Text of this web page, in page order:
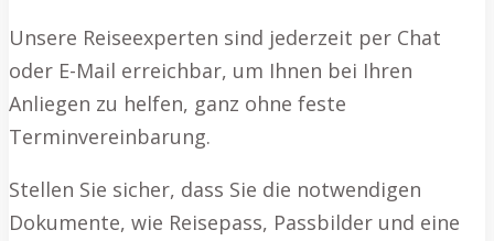
Unsere Reiseexperten sind jederzeit per Chat
oder E-Mail erreichbar, um Ihnen bei Ihren
Anliegen zu helfen, ganz ohne feste
Terminvereinbarung.
Stellen Sie sicher, dass Sie die notwendigen
Dokumente, wie Reisepass, Passbilder und eine